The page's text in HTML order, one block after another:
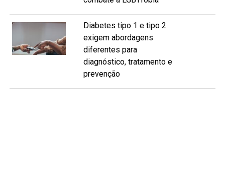
Diabetes tipo 1 e tipo 2
exigem abordagens
diferentes para
diagnóstico, tratamento e
prevenção